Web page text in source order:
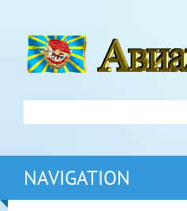
NAVIGATION